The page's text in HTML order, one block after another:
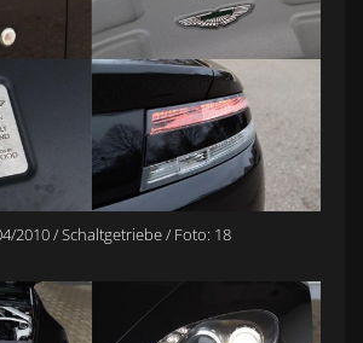
2010 / Schaltgetriebe / Foto: 18